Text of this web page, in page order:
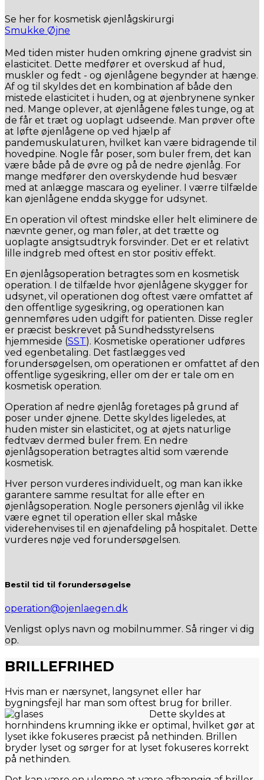
Se her for kosmetisk øjenlågskirurgi
Smukke Øjne
Med tiden mister huden omkring øjnene gradvist sin
elasticitet. Dette medfører et overskud af hud,
muskler og fedt - og øjenlågene begynder at hænge.
Af og til skyldes det en kombination af både den
mistede elasticitet i huden, og at øjenbrynene synker
ned. Mange oplever, at øjenlågene føles tunge, og at
de får et træt og uoplagt udseende. Man prøver ofte
at løfte øjenlågene op ved hjælp af
pandemuskulaturen, hvilket kan være bidragende til
hovedpine. Nogle får poser, som buler frem, det kan
være både på de øvre og på de nedre øjenlåg. For
mange medfører den overskydende hud besvær
med at anlægge mascara og eyeliner. I værre tilfælde
kan øjenlågene endda skygge for udsynet.
En operation vil oftest mindske eller helt eliminere de
nævnte gener, og man føler, at det trætte og
uoplagte ansigtsudtryk forsvinder. Det er et relativt
lille indgreb med oftest en stor positiv effekt.
En øjenlågsoperation betragtes som en kosmetisk
operation. I de tilfælde hvor øjenlågene skygger for
udsynet, vil operationen dog oftest være omfattet af
den offentlige sygesikring, og operationen kan
gennemføres uden udgift for patienten. Disse regler
er præcist beskrevet på Sundhedsstyrelsens
hjemmeside (SST). Kosmetiske operationer udføres
ved egenbetaling. Det fastlægges ved
forundersøgelsen, om operationen er omfattet af den
offentlige sygesikring, eller om der er tale om en
kosmetisk operation.
Operation af nedre øjenlåg foretages på grund af
poser under øjnene. Dette skyldes ligeledes, at
huden mister sin elasticitet, og at øjets naturlige
fedtvæv dermed buler frem. En nedre
øjenlågsoperation betragtes altid som værende
kosmetisk.
Hver person vurderes individuelt, og man kan ikke
garantere samme resultat for alle efter en
øjenlågsoperation. Nogle personers øjenlåg vil ikke
være egnet til operation eller skal måske
viderehenvises til en øjenafdeling på hospitalet. Dette
vurderes nøje ved forundersøgelsen.
Bestil tid til forundersøgelse
operation@ojenlaegen.dk
Venligst oplys navn og mobilnummer. Så ringer vi dig
op.
BRILLEFRIHED
Hvis man er nærsynet, langsynet eller har
bygningsfejl har man som oftest brug for briller.
Dette skyldes at
hornhindens krumning ikke er optimal, hvilket gør at
lyset ikke fokuseres præcist på nethinden. Brillen
bryder lyset og sørger for at lyset fokuseres korrekt
på nethinden.